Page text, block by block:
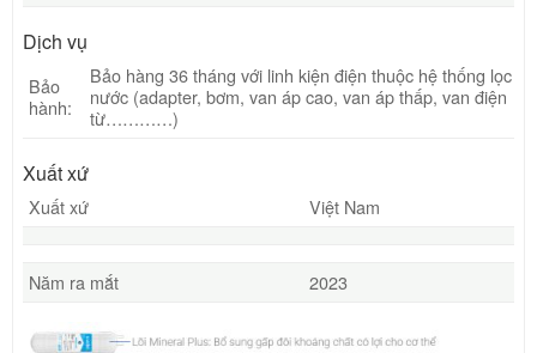
Dịch vụ
Bảo
hành:
Bảo hàng 36 tháng với linh kiện điện thuộc hệ thống lọc
nước (adapter, bơm, van áp cao, van áp thấp, van điện
từ…………)
Xuất xứ
Xuất xứ Việt Nam
Năm ra mắt 2023